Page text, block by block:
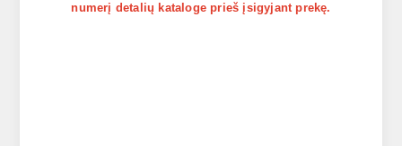
numerį detalių kataloge prieš įsigyjant prekę.